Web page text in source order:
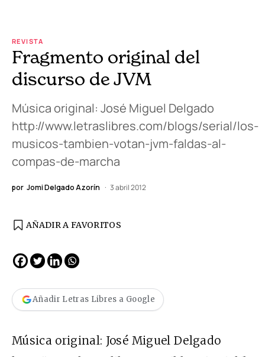
REVISTA
Fragmento original del
discurso de JVM
Música original: José Miguel Delgado
http://www.letraslibres.com/blogs/serial/los-
musicos-tambien-votan-jvm-faldas-al-
compas-de-marcha
por Jomi Delgado Azorín 3 abril 2012
AÑADIR A FAVORITOS
Añadir Letras Libres a Google
Música original: José Miguel Delgado